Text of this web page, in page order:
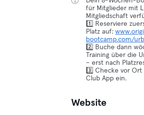
für Mitglieder mit
Mitgliedschaft
1️⃣ Reserviere
Platz auf:
bootcamp.com/
2️⃣ Buche dann
Training über die
– erst nach
3️⃣ Checke vor
Club App ein.
Website